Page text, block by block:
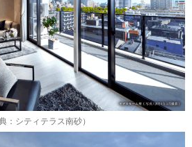
：シティテラス南砂）